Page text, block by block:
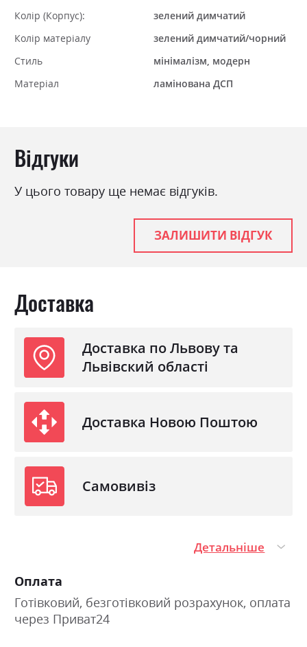
Колір (Корпус):
зелений димчатий
Колір матеріалу
зелений димчатий/чорний
Стиль
мінімалізм, модерн
Матеріал
ламінована ДСП
Відгуки
У цього товару ще немає відгуків.
ЗАЛИШИТИ ВІДГУК
Доставка
Доставка по Львову та
Львівский області
Доставка Новою Поштою
Самовивіз
Детальніше
Оплата
Готівковий, безготівковий розрахунок, оплата
через Приват24